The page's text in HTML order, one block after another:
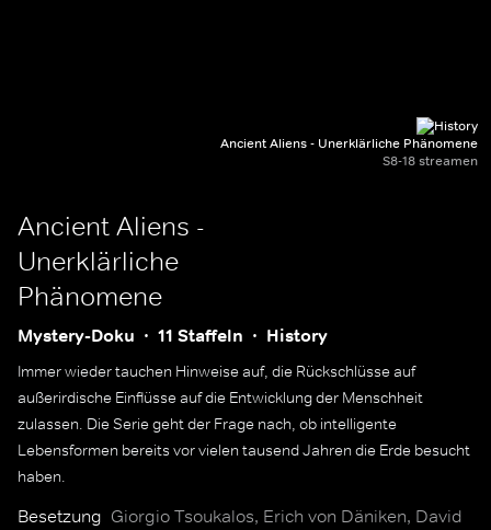
Ancient Aliens - Unerklärliche Phänomene
S8-18 streamen
Ancient Aliens -
Unerklärliche
Phänomene
Mystery-Doku 11 Staffeln History
Immer wieder tauchen Hinweise auf, die Rückschlüsse auf
außerirdische Einflüsse auf die Entwicklung der Menschheit
zulassen. Die Serie geht der Frage nach, ob intelligente
Lebensformen bereits vor vielen tausend Jahren die Erde besucht
haben.
Besetzung Giorgio Tsoukalos, Erich von Däniken, David